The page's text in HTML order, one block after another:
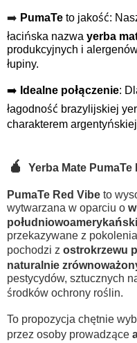
➡️ PumaTe to jakość:
łacińska nazwa yerba
produkcyjnych i
łupiny.
➡️ Idealne połączenie:
łagodność brazylijskiej
charakterem
🧉 Yerba Mate PumaTe
PumaTe Red Vibe to
wytwarzana w oparciu o
przekazywane z
pochodzi z ostrokrzewu
naturalnie
pestycydów, sztucznych
środków ochrony roślin.
To propozycja chętnie
przez osoby prowadzące